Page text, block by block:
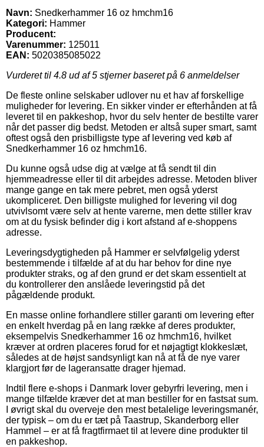
Navn: Snedkerhammer 16 oz hmchm16
Kategori: Hammer
Producent:
Varenummer: 125011
EAN: 5020385085022
Vurderet til 4.8 ud af 5 stjerner baseret på 6 anmeldelser
De fleste online selskaber udlover nu et hav af forskellige
muligheder for levering. En sikker vinder er efterhånden at få
leveret til en pakkeshop, hvor du selv henter de bestilte varer
når det passer dig bedst. Metoden er altså super smart, samt
oftest også den prisbilligste type af levering ved køb af
Snedkerhammer 16 oz hmchm16.
Du kunne også udse dig at vælge at få sendt til din
hjemmeadresse eller til dit arbejdes adresse. Metoden bliver
mange gange en tak mere pebret, men også yderst
ukompliceret. Den billigste mulighed for levering vil dog
utvivlsomt være selv at hente varerne, men dette stiller krav
om at du fysisk befinder dig i kort afstand af e-shoppens
adresse.
Leveringsdygtigheden på Hammer er selvfølgelig yderst
bestemmende i tilfælde af at du har behov for dine nye
produkter straks, og af den grund er det skam essentielt at
du kontrollerer den anslåede leveringstid på det
pågældende produkt.
En masse online forhandlere stiller garanti om levering efter
en enkelt hverdag på en lang række af deres produkter,
eksempelvis Snedkerhammer 16 oz hmchm16, hvilket
kræver at ordren placeres forud for et nøjagtigt klokkeslæt,
således at de højst sandsynligt kan nå at få de nye varer
klargjort før de lageransatte drager hjemad.
Indtil flere e-shops i Danmark lover gebyrfri levering, men i
mange tilfælde kræver det at man bestiller for en fastsat sum.
I øvrigt skal du overveje den mest betalelige leveringsmanér,
der typisk – om du er tæt på Taastrup, Skanderborg eller
Hammel – er at få fragtfirmaet til at levere dine produkter til
en pakkeshop.